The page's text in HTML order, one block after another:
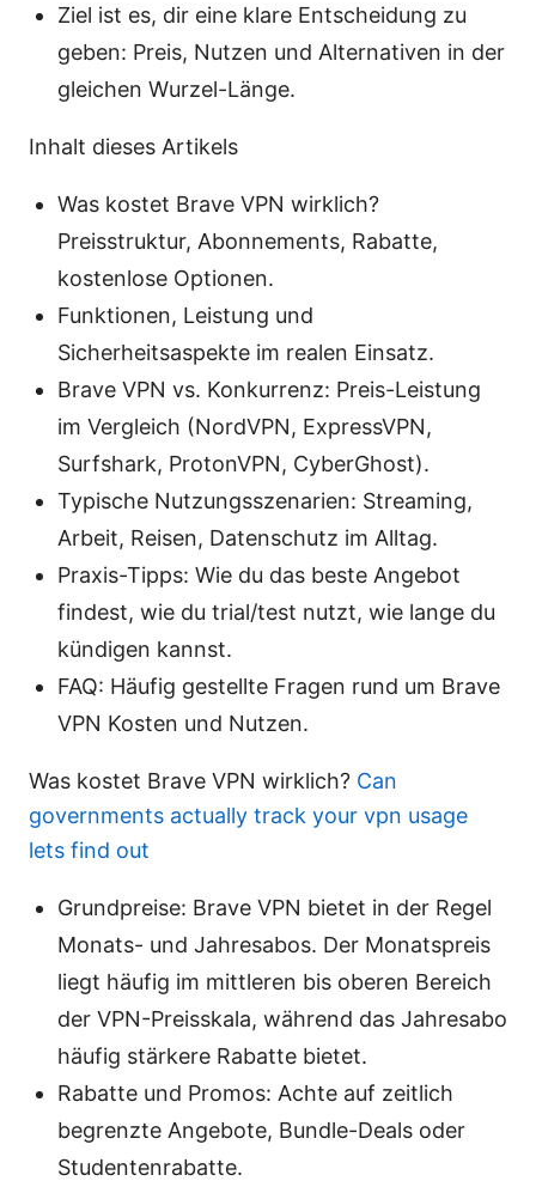
Ziel ist es, dir eine klare Entscheidung zu
geben: Preis, Nutzen und Alternativen in der
gleichen Wurzel-Länge.
Inhalt dieses Artikels
Was kostet Brave VPN wirklich?
Preisstruktur, Abonnements, Rabatte,
kostenlose Optionen.
Funktionen, Leistung und
Sicherheitsaspekte im realen Einsatz.
Brave VPN vs. Konkurrenz: Preis-Leistung
im Vergleich (NordVPN, ExpressVPN,
Surfshark, ProtonVPN, CyberGhost).
Typische Nutzungsszenarien: Streaming,
Arbeit, Reisen, Datenschutz im Alltag.
Praxis-Tipps: Wie du das beste Angebot
findest, wie du trial/test nutzt, wie lange du
kündigen kannst.
FAQ: Häufig gestellte Fragen rund um Brave
VPN Kosten und Nutzen.
Was kostet Brave VPN wirklich? Can
governments actually track your vpn usage
lets find out
Grundpreise: Brave VPN bietet in der Regel
Monats- und Jahresabos. Der Monatspreis
liegt häufig im mittleren bis oberen Bereich
der VPN-Preisskala, während das Jahresabo
häufig stärkere Rabatte bietet.
Rabatte und Promos: Achte auf zeitlich
begrenzte Angebote, Bundle-Deals oder
Studentenrabatte.